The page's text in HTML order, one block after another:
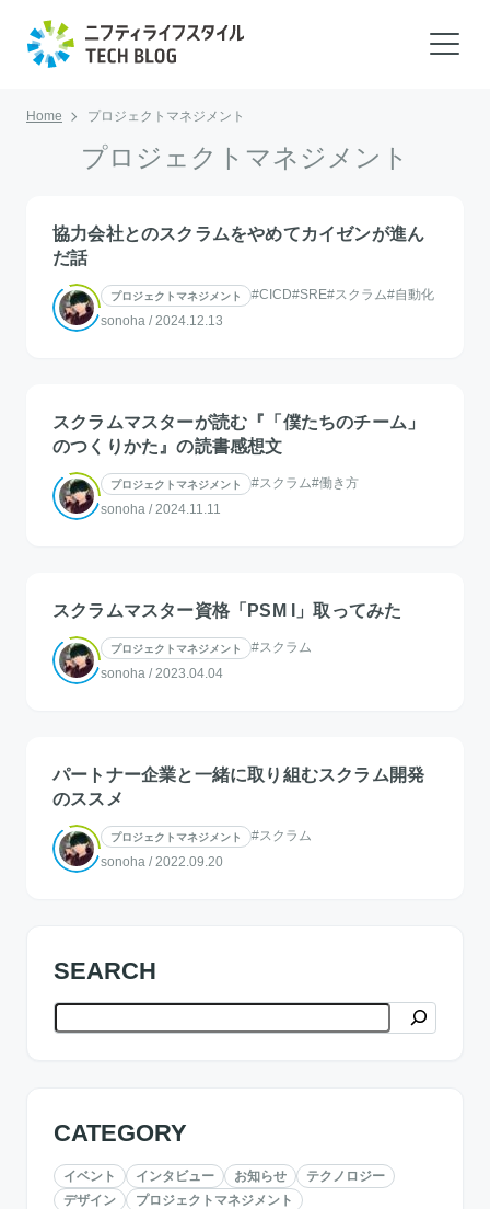
Home プロジェクトマネジメント
プロジェクトマネジメント
協力会社とのスクラムをやめてカイゼンが進ん
だ話
プロジェクトマネジメント #CICD#SRE#スクラム#自動化
sonoha / 2024.12.13
スクラムマスターが読む『「僕たちのチーム」
のつくりかた』の読書感想文
プロジェクトマネジメント #スクラム#働き方
sonoha / 2024.11.11
スクラムマスター資格「PSM I」取ってみた
プロジェクトマネジメント
#スクラム
sonoha / 2023.04.04
パートナー企業と一緒に取り組むスクラム開発
のススメ
プロジェクトマネジメント
#スクラム
sonoha / 2022.09.20
SEARCH
検索
CATEGORY
イベント インタビュー お知らせ
テクノロジー
デザイン
プロジェクトマネジメント